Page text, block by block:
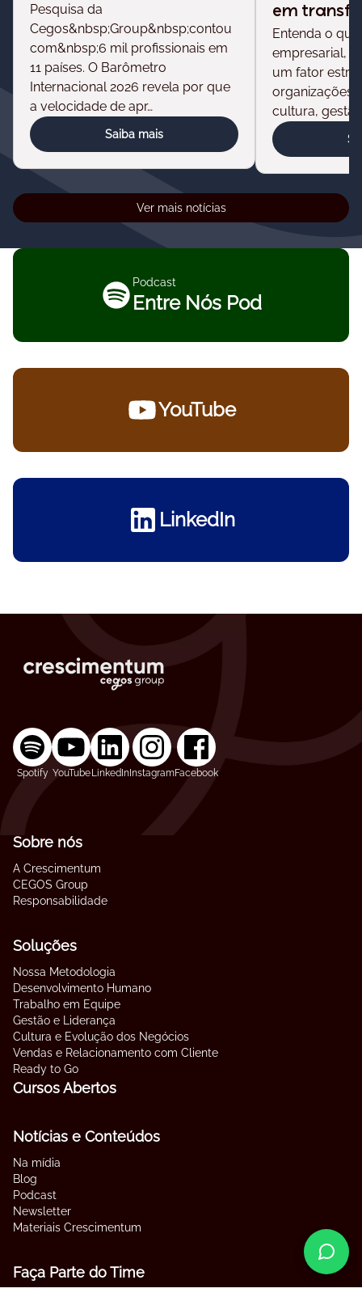
Pesquisa da
Cegos&nbsp;Group&nbsp;contou
com&nbsp;6 mil profissionais em
11 países. O Barômetro
Internacional 2026 revela por que
a velocidade de apr…
Saiba mais
em
Entenda o
empresarial,
um fator
organizações
cultura,
Ver mais notícias
Podcast
Entre Nós Pod
YouTube
LinkedIn
Spotify YouTube LinkedIn InstagramFacebook
Sobre nós
A Crescimentum
CEGOS Group
Responsabilidade
Soluções
Nossa Metodologia
Desenvolvimento Humano
Trabalho em Equipe
Gestão e Liderança
Cultura e Evolução dos Negócios
Vendas e Relacionamento com Cliente
Ready to Go
Cursos Abertos
Notícias e Conteúdos
Na mídia
Blog
Podcast
Newsletter
Materiais Crescimentum
Faça Parte do Time